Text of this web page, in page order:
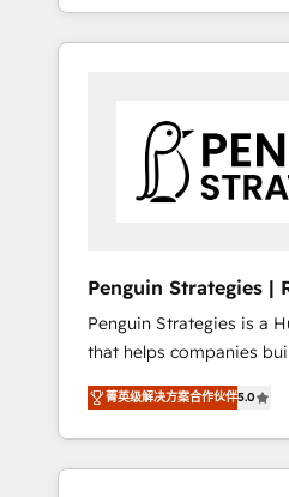
We offer project-based
services engagements
extensibility, custom
ongoing RevOps support.
réussi leur transformation. Le
58% des dirigeants
leurs données. C'est le
conscience totale, action nulle. La
s'appelle l'Entreprise
Pas pour remplacer
l'augmenter. Chez Ideagency, nous
accompagnons cette
les fondations : des
processus alignés.
l'IA là où elle crée de la
l'humain qui reste au centre. Parce
Penguin Strategies |
AI
Penguin Strategies is a
that helps companies
revenue operations
cycles, multi system
SaaS or manufacturing
leading enterprises and
菁英级解决方案合作伙伴5.0